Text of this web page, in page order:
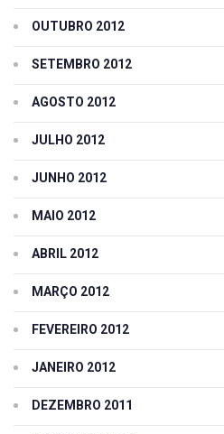
OUTUBRO 2012
SETEMBRO 2012
AGOSTO 2012
JULHO 2012
JUNHO 2012
MAIO 2012
ABRIL 2012
MARÇO 2012
FEVEREIRO 2012
JANEIRO 2012
DEZEMBRO 2011